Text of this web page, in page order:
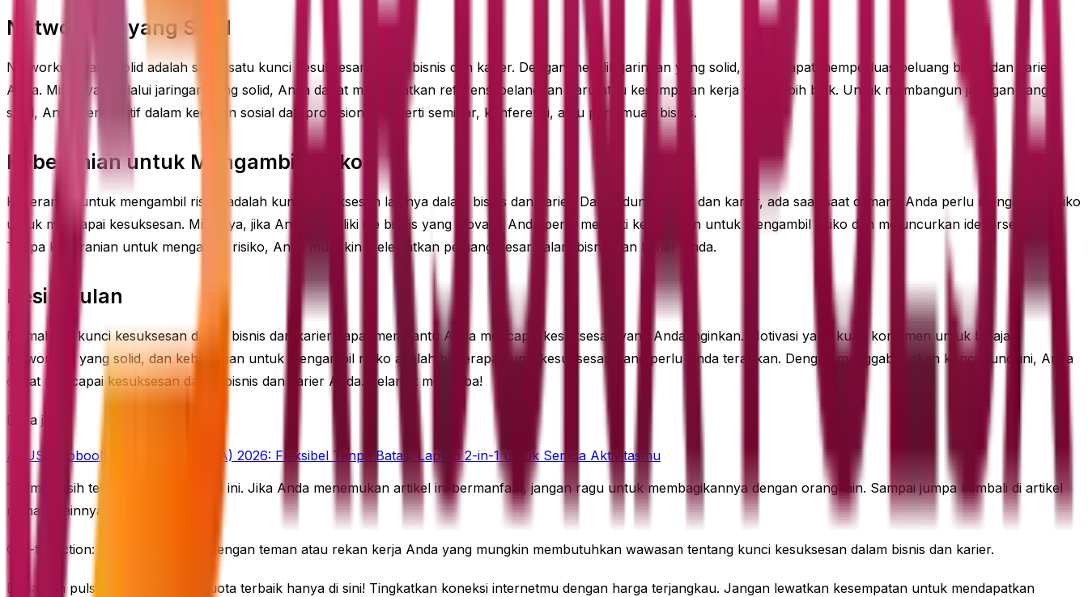
Networking yang Solid
Networking yang solid adalah salah satu kunci kesuksesan dalam bisnis dan karier. Dengan memiliki jaringan yang solid, Anda dapat memperluas peluang bisnis dan karier
Anda. Misalnya, melalui jaringan yang solid, Anda dapat mendapatkan referensi pelanggan baru atau kesempatan kerja yang lebih baik. Untuk membangun jaringan yang
solid, Anda perlu aktif dalam kegiatan sosial dan profesional, seperti seminar, konferensi, atau pertemuan bisnis.
Keberanian untuk Mengambil Risiko
Keberanian untuk mengambil risiko adalah kunci kesuksesan lainnya dalam bisnis dan karier. Dalam dunia bisnis dan karier, ada saat-saat di mana Anda perlu mengambil risiko
untuk mencapai kesuksesan. Misalnya, jika Anda memiliki ide bisnis yang inovatif, Anda perlu memiliki keberanian untuk mengambil risiko dan meluncurkan ide tersebut.
Tanpa keberanian untuk mengambil risiko, Anda mungkin melewatkan peluang besar dalam bisnis dan karier Anda.
Kesimpulan
Memahami kunci kesuksesan dalam bisnis dan karier dapat membantu Anda mencapai kesuksesan yang Anda inginkan. Motivasi yang kuat, komitmen untuk belajar,
networking yang solid, dan keberanian untuk mengambil risiko adalah beberapa kunci kesuksesan yang perlu Anda terapkan. Dengan menggabungkan kunci-kunci ini, Anda
dapat mencapai kesuksesan dalam bisnis dan karier Anda. Selamat mencoba!
Baca juga
ASUS Vivobook 14 Flip (TP3407AA) 2026: Fleksibel Tanpa Batas, Laptop 2-in-1 untuk Semua Aktivitasmu
Terima kasih telah membaca artikel ini. Jika Anda menemukan artikel ini bermanfaat, jangan ragu untuk membagikannya dengan orang lain. Sampai jumpa kembali di artikel
menarik lainnya!
Call-to-Action: Bagikan artikel ini dengan teman atau rekan kerja Anda yang mungkin membutuhkan wawasan tentang kunci kesuksesan dalam bisnis dan karier.
Dapatkan pulsa dan paket data kuota terbaik hanya di sini! Tingkatkan koneksi internetmu dengan harga terjangkau. Jangan lewatkan kesempatan untuk mendapatkan